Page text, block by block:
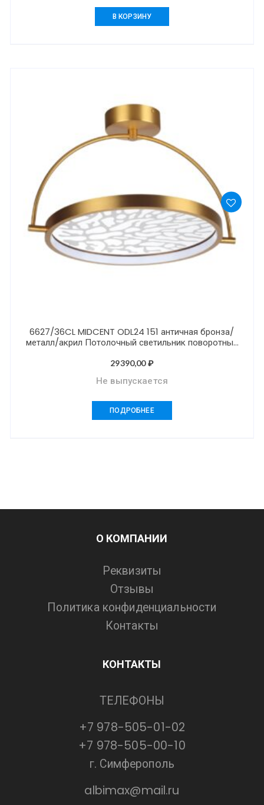
17422,00 ₽.
В КОРЗИНУ
6627/36CL MIDCENT ODL24 151 античная бронза/
металл/акрил Потолочный светильник поворотный
29390,00₽
Не выпускается
ПОДРОБНЕЕ
О КОМПАНИИ
Реквизиты
Отзывы
Политика конфиденциальности
Контакты
КОНТАКТЫ
ТЕЛЕФОНЫ
+7 978-505-01-02
+7 978-505-00-10
г. Симферополь
albimax@mail.ru